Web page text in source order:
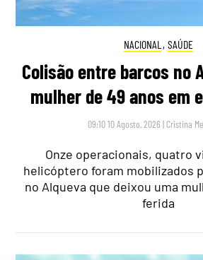
NACIONAL , SAÚDE
Colisão entre barcos no
mulher de 49 anos em
09:10 10 Agosto, 2026 | Cristina
Onze operacionais, quatro
helicóptero foram mobilizados
no Alqueva que deixou uma
ferida